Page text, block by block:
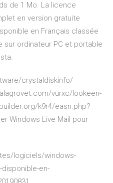
de 1 Mo. La licence
en version gratuite
en Français classée
sur ordinateur PC et portable
crystaldiskinfo/
vurxc/lookeen-
k9r4/easn.php?
Windows Live Mail pour
logiciels/windows-
disponible-en-